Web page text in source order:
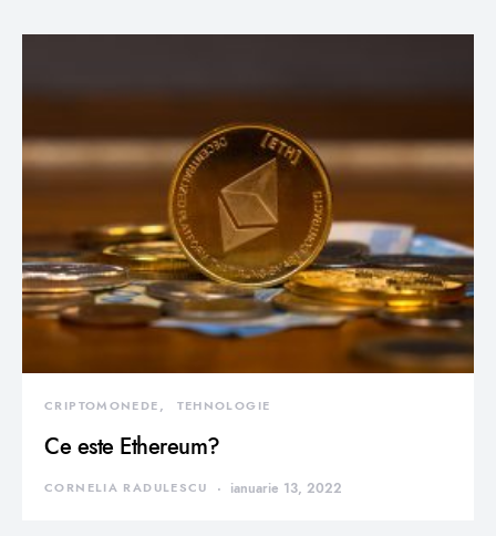
CRIPTOMONEDE TEHNOLOGIE
Ce este Ethereum?
CORNELIA RADULESCU ianuarie 13, 2022